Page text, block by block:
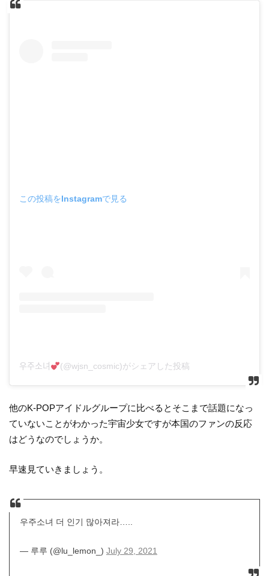
この投稿をInstagramで見る
우주소녀 (@wjsn_cosmic)がシェアした投稿
他のK-POPアイドルグループに比べるとそこまで話題になっ
ていないことがわかった宇宙少女ですが本国のファンの反応
はどうなのでしょうか。
早速見ていきましょう。
우주소녀 더 인기 많아져라…..
— 루루 (@lu_lemon_) July 29, 2021